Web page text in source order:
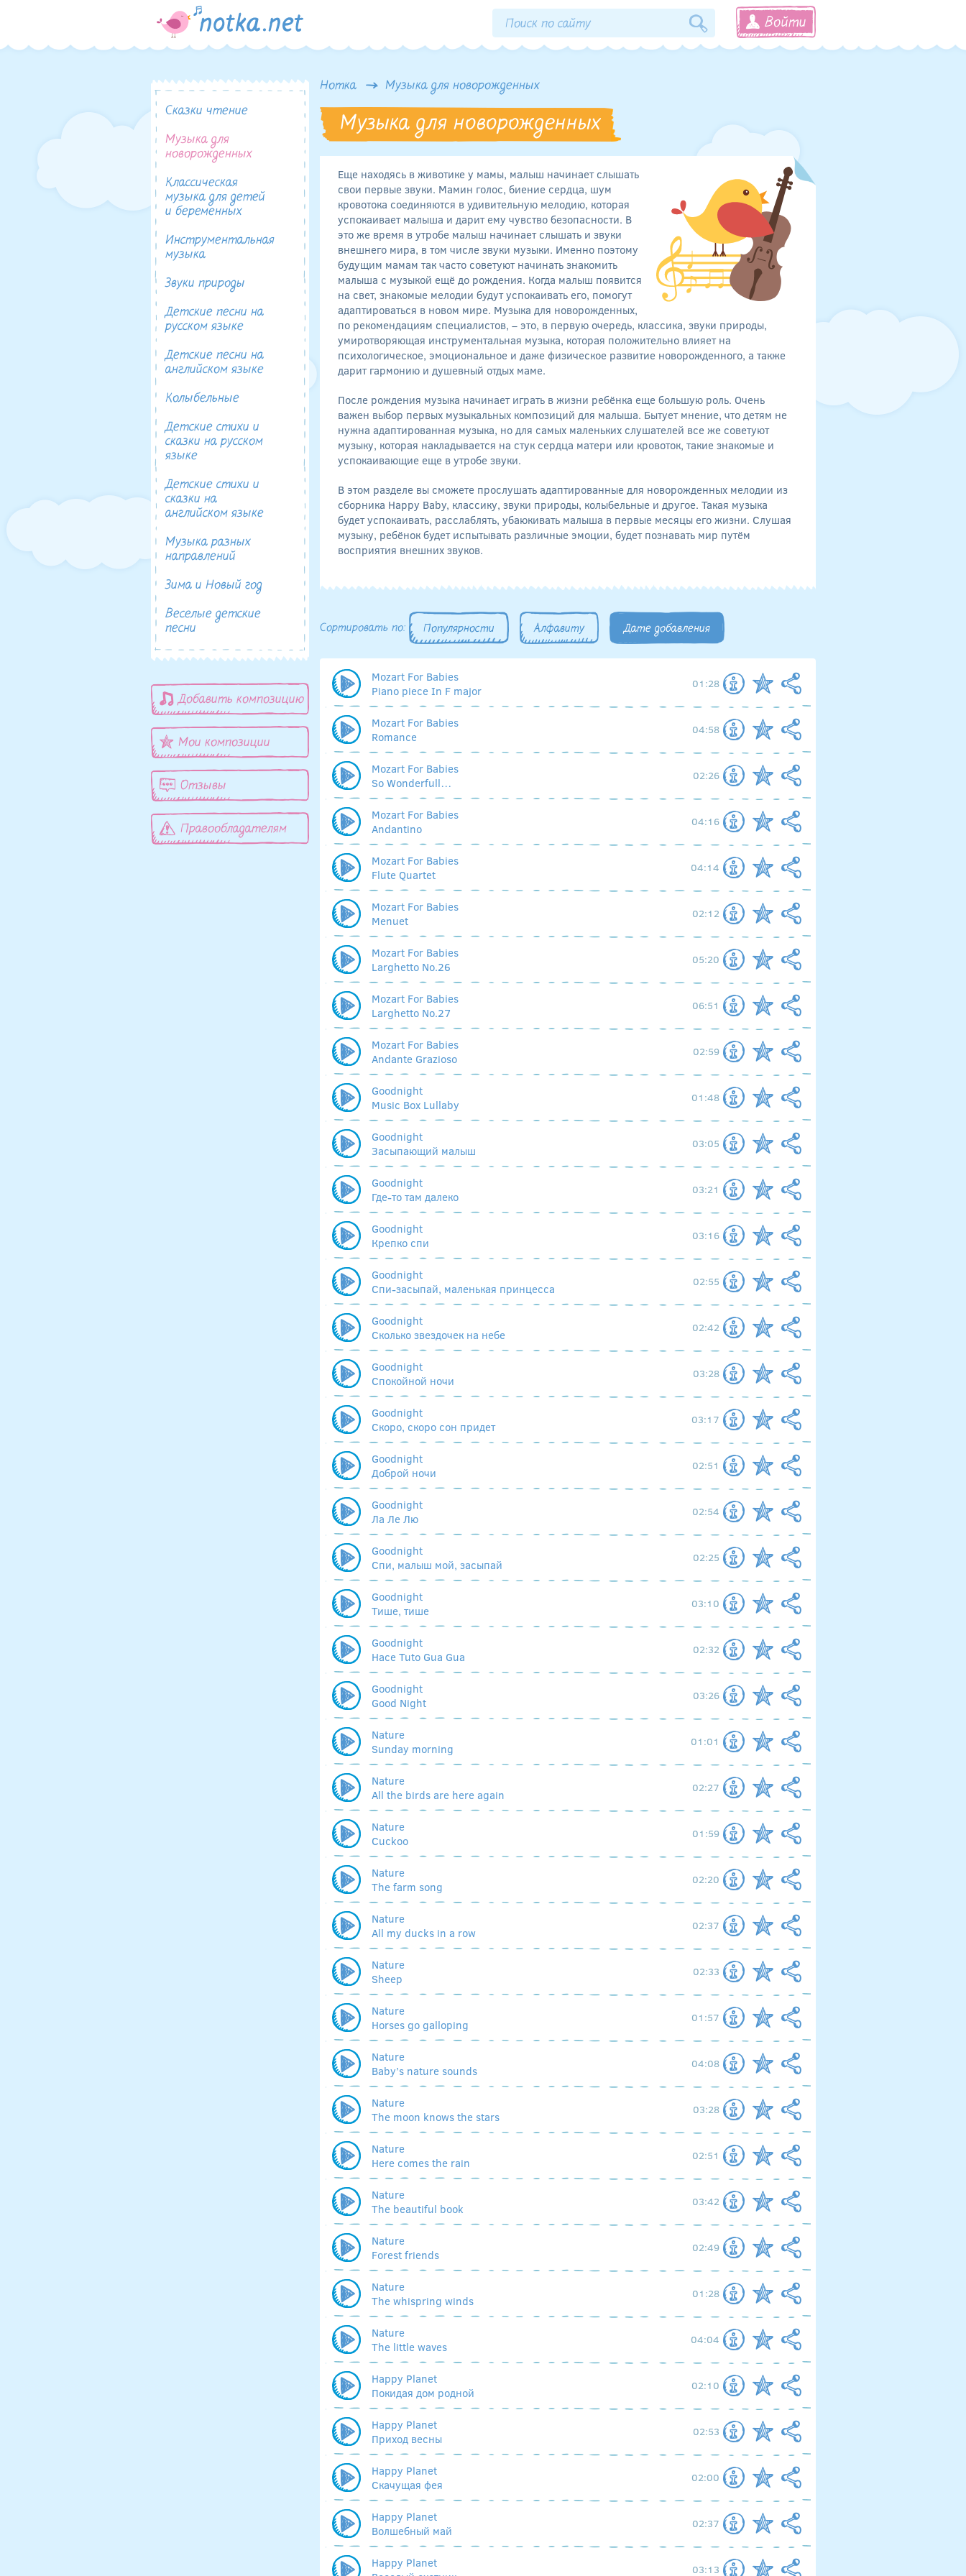
Войти
Нотка Музыка для новорожденных
Музыка для новорожденных
Еще находясь в животике у мамы, малыш начинает слышать
свои первые звуки. Мамин голос, биение сердца, шум
кровотока соединяются в удивительную мелодию, которая
успокаивает малыша и дарит ему чувство безопасности. В
это же время в утробе малыш начинает слышать и звуки
внешнего мира, в том числе звуки музыки. Именно поэтому
будущим мамам так часто советуют начинать знакомить
малыша с музыкой ещё до рождения. Когда малыш появится
на свет, знакомые мелодии будут успокаивать его, помогут
адаптироваться в новом мире. Музыка для новорожденных,
по рекомендациям специалистов, – это, в первую очередь, классика, звуки природы,
умиротворяющая инструментальная музыка, которая положительно влияет на
психологическое, эмоциональное и даже физическое развитие новорожденного, а также
дарит гармонию и душевный отдых маме.
После рождения музыка начинает играть в жизни ребёнка еще большую роль. Очень
важен выбор первых музыкальных композиций для малыша. Бытует мнение, что детям не
нужна адаптированная музыка, но для самых маленьких слушателей все же советуют
музыку, которая накладывается на стук сердца матери или кровоток, такие знакомые и
успокаивающие еще в утробе звуки.
В этом разделе вы сможете прослушать адаптированные для новорожденных мелодии из
сборника Happy Baby, классику, звуки природы, колыбельные и другое. Такая музыка
будет успокаивать, расслаблять, убаюкивать малыша в первые месяцы его жизни. Слушая
музыку, ребёнок будет испытывать различные эмоции, будет познавать мир путём
восприятия внешних звуков.
Сортировать по: Популярности Алфавиту Дате добавления
Mozart For Babies
Piano piece In F major
01:28
Mozart For Babies
Romance
04:58
Mozart For Babies
So Wonderfull…
02:26
Mozart For Babies
Andantino
04:16
Mozart For Babies
Flute Quartet
04:14
Mozart For Babies
Menuet
02:12
Mozart For Babies
Larghetto No.26
05:20
Mozart For Babies
Larghetto No.27
06:51
Mozart For Babies
Andante Grazioso
02:59
Goodnight
Music Box Lullaby
01:48
Goodnight
Засыпающий малыш
03:05
Goodnight
Где-то там далеко
03:21
Goodnight
Крепко спи
03:16
Goodnight
Спи-засыпай, маленькая принцесса
02:55
Goodnight
Сколько звездочек на небе
02:42
Goodnight
Спокойной ночи
03:28
Goodnight
Скоро, скоро сон придет
03:17
Goodnight
Доброй ночи
02:51
Goodnight
Ла Ле Лю
02:54
Goodnight
Спи, малыш мой, засыпай
02:25
Goodnight
Тише, тише
03:10
Goodnight
Hace Tuto Gua Gua
02:32
Goodnight
Good Night
03:26
Nature
Sunday morning
01:01
Nature
All the birds are here again
02:27
Nature
Cuckoo
01:59
Nature
The farm song
02:20
Nature
All my ducks in a row
02:37
Nature
Sheep
02:33
Nature
Horses go galloping
01:57
Nature
Baby’s nature sounds
04:08
Nature
The moon knows the stars
03:28
Nature
Here comes the rain
02:51
Nature
The beautiful book
03:42
Nature
Forest friends
02:49
Nature
The whispring winds
01:28
Nature
The little waves
04:04
Happy Planet
Покидая дом родной
02:10
Happy Planet
Приход весны
02:53
Happy Planet
Скачущая фея
02:00
Happy Planet
Волшебный май
02:37
Happy Planet
03:13
Сказки чтение
Музыка для
новорожденных
Классическая
музыка для детей
и беременных
Инструментальная
музыка
Звуки природы
Детские песни на
русском языке
Детские песни на
английском языке
Колыбельные
Детские стихи и
сказки на русском
языке
Детские стихи и
сказки на
английском языке
Музыка разных
направлений
Зима и Новый год
Веселые детские
песни
Добавить композицию
Мои композиции
Отзывы
Правообладателям